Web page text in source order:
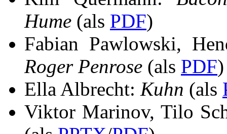
Hume (als PDF)
Fabian Pawlowski,
Roger Penrose (als PDF)
Ella Albrecht: Kuhn (als
Viktor Marinov, Tilo